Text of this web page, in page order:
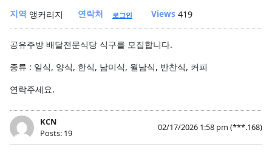
지역 앵커리지 연락처 로그인 Views 419
공유주방 배달전문식당 식구를 모집합니다.
종류 : 일식, 양식, 한식, 남미식, 월남식, 반찬식, 커피
연락주세요.
KCN
Posts: 19
02/17/2026 1:58 pm (***.168)